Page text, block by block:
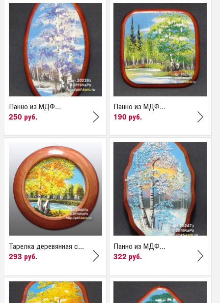
Панно из МДФ...
250 руб.
Панно из МДФ...
190 руб.
Тарелка деревянная с...
293 руб.
Панно из МДФ...
322 руб.